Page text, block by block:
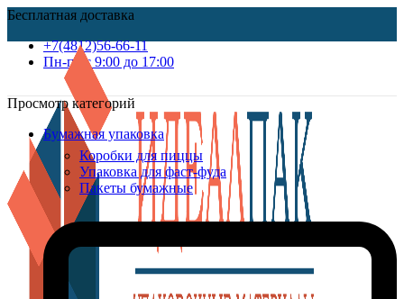
Бесплатная доставка
+7(4812)56-66-11
Пн-пт c 9:00 до 17:00
Просмотр категорий
Бумажная упаковка
Коробки для пиццы
Упаковка для фаст-фуда
Пакеты бумажные